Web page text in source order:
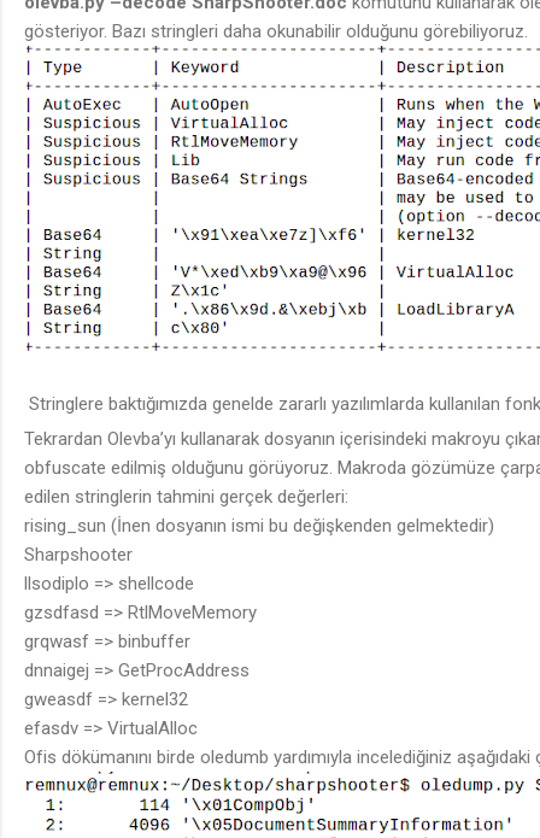
gösteriyor. Bazı stringleri daha okunabilir olduğunu görebiliyoruz.
Stringlere baktığımızda genelde zararlı yazılımlarda kullanılan
Tekrardan Olevba’yı kullanarak dosyanın içerisindeki makroyu
obfuscate edilmiş olduğunu görüyoruz. Makroda gözümüze
edilen stringlerin tahmini gerçek değerleri:
rising_sun (İnen dosyanın ismi bu değişkenden gelmektedir)
Sharpshooter
llsodiplo => shellcode
gzsdfasd => RtlMoveMemory
grqwasf => binbuffer
dnnaigej => GetProcAddress
gweasdf => kernel32
efasdv => VirtualAlloc
Ofis dökümanını birde oledumb yardımıyla incelediğiniz aşağıdaki